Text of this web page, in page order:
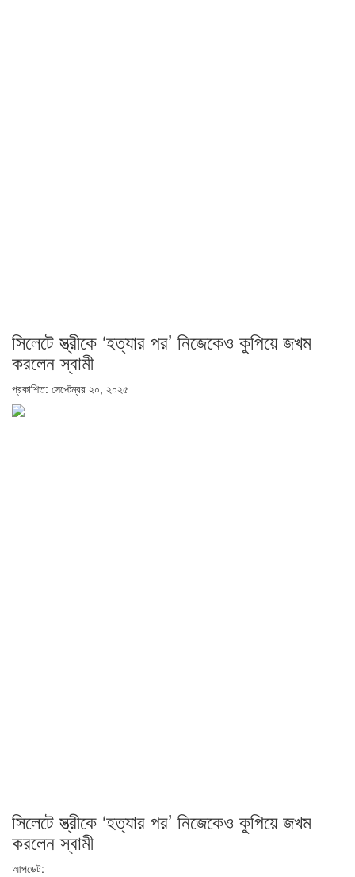
সিলেটে স্ত্রীকে ‘হত্যার পর’ নিজেকেও কুপিয়ে জখম
করলেন স্বামী
প্রকাশিত: সেপ্টেম্বর ২০, ২০২৫
সিলেটে স্ত্রীকে ‘হত্যার পর’ নিজেকেও কুপিয়ে জখম
করলেন স্বামী
আপডেট: